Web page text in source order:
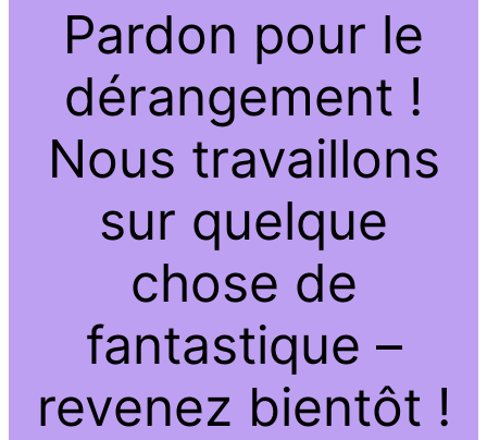
Pardon pour le
dérangement !
Nous travaillons
sur quelque
chose de
fantastique –
revenez bientôt !